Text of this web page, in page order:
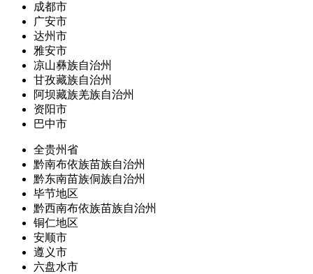
成都市
广安市
达州市
雅安市
凉山彝族自治州
甘孜藏族自治州
阿坝藏族羌族自治州
资阳市
巴中市
全贵州省
黔南布依族苗族自治州
黔东南苗族侗族自治州
毕节地区
黔西南布依族苗族自治州
铜仁地区
安顺市
遵义市
六盘水市